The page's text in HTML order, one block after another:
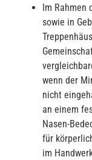
Im
sowie in
wenn der
nicht
an einem
Nasen-
für
im